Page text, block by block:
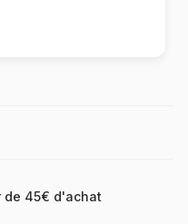
de 45€ d'achat